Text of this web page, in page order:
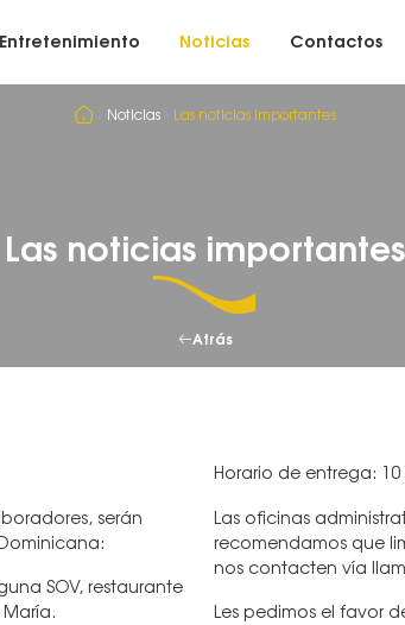
Entretenimiento Noticias Contactos
Noticias Las noticias importantes
Las noticias importantes
Atrás
serán
SOV, restaurante
Horario de entrega: 10
Las oficinas
recomendamos que
nos contacten vía
Les pedimos el favor